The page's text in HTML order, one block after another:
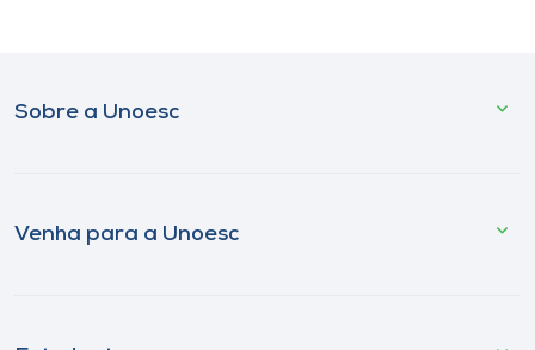
Sobre a Unoesc
Venha para a Unoesc